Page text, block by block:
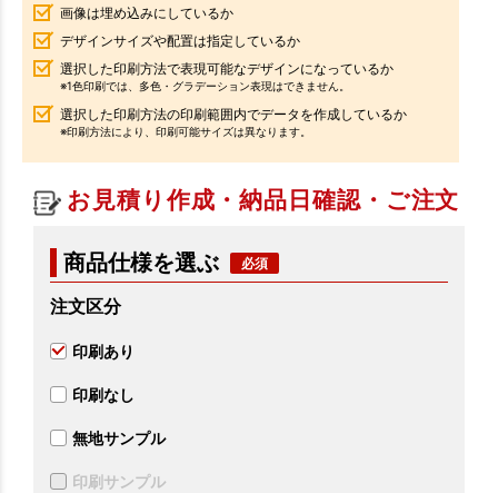
画像は埋め込みにしているか
デザインサイズや配置は指定しているか
選択した印刷方法で表現可能なデザインになっているか
※1色印刷では、多色・グラデーション表現はできません。
選択した印刷方法の印刷範囲内でデータを作成しているか
※印刷方法により、印刷可能サイズは異なります。
お見積り作成・納品日確認・ご注文
商品仕様を選ぶ
注文区分
印刷あり
印刷なし
無地サンプル
印刷サンプル